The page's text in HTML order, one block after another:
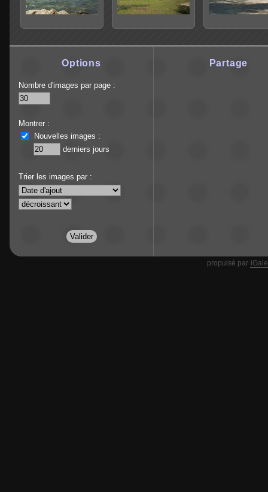
Options
Nombre d'images par page :
Montrer :
Nouvelles images :
derniers jours
Trier les images par :
Partage
propulsé par